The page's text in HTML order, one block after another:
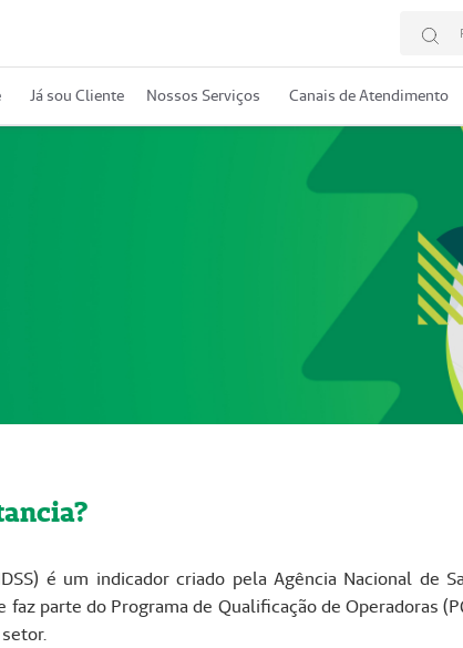
Já sou Cliente Nossos Serviços Canais de Atendimento
é um indicador criado pela Agência Nacional de
parte do Programa de Qualificação de Operadoras